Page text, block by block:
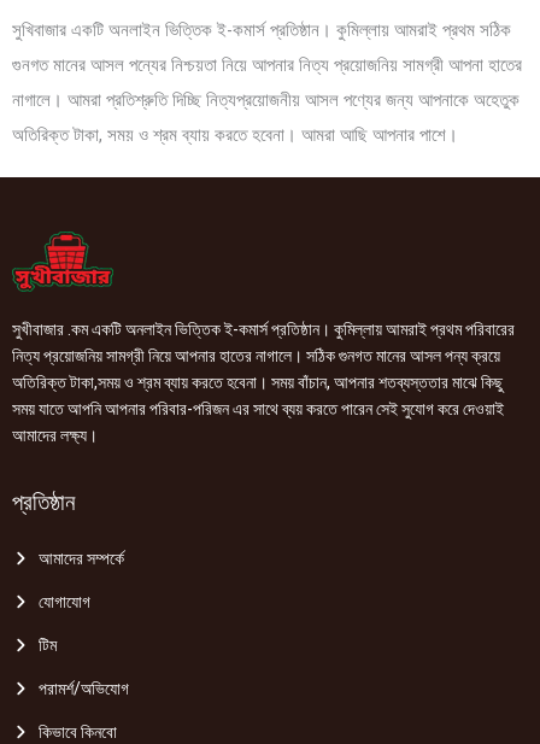
সুখিবাজার একটি অনলাইন ভিত্তিক ই-কমার্স প্রতিষ্ঠান। কুমিল্লায় আমরাই প্রথম সঠিক
গুনগত মানের আসল পন্যের নিশ্চয়তা নিয়ে আপনার নিত্য প্রয়োজনিয় সামগ্রী আপনা হাতের
নাগালে। আমরা প্রতিশ্রুতি দিচ্ছি নিত্যপ্রয়োজনীয় আসল পণ্যের জন্য আপনাকে অহেতুক
অতিরিক্ত টাকা, সময় ও শ্রম ব্যায় করতে হবেনা। আমরা আছি আপনার পাশে।
সুখীবাজার .কম একটি অনলাইন ভিত্তিক ই-কমার্স প্রতিষ্ঠান। কুমিল্লায় আমরাই প্রথম পরিবারের
নিত্য প্রয়োজনিয় সামগ্রী নিয়ে আপনার হাতের নাগালে। সঠিক গুনগত মানের আসল পন্য ক্রয়ে
অতিরিক্ত টাকা,সময় ও শ্রম ব্যায় করতে হবেনা। সময় বাঁচান, আপনার শতব্যস্ততার মাঝে কিছু
সময় যাতে আপনি আপনার পরিবার-পরিজন এর সাথে ব্যয় করতে পারেন সেই সুযোগ করে দেওয়াই
আমাদের লক্ষ্য।
প্রতিষ্ঠান
আমাদের সম্পর্কে
যোগাযোগ
টিম
পরামর্শ/অভিযোগ
কিভাবে কিনবো